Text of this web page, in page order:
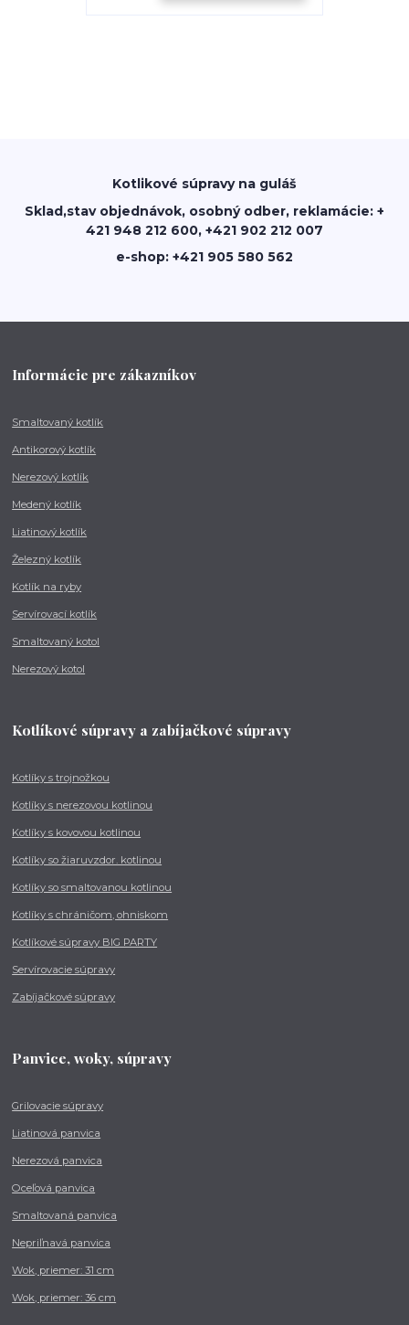
Kotlikové súpravy na guláš
Sklad,stav objednávok, osobný odber, reklamácie: +
421 948 212 600, +421 902 212 007
e-shop: +421 905 580 562
Informácie pre zákazníkov
Smaltovaný kotlík
Antikorový kotlík
Nerezový kotlík
Medený kotlík
Liatinový kotlík
Železný kotlík
Kotlík na ryby
Servírovací kotlík
Smaltovaný kotol
Nerezový kotol
Kotlíkové súpravy a zabíjačkové súpravy
Kotlíky s trojnožkou
Kotlíky s nerezovou kotlinou
Kotlíky s kovovou kotlinou
Kotlíky so žiaruvzdor. kotlinou
Kotlíky so smaltovanou kotlinou
Kotlíky s chráničom, ohniskom
Kotlíkové súpravy BIG PARTY
Servírovacie súpravy
Zabíjačkové súpravy
Panvice, woky, súpravy
Grilovacie súpravy
Liatinová panvica
Nerezová panvica
Oceľová panvica
Smaltovaná panvica
Nepriľnavá panvica
Wok, priemer: 31 cm
Wok, priemer: 36 cm